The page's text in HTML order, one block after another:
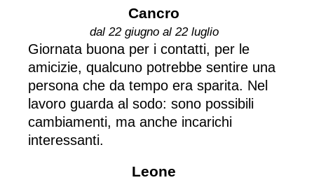
Cancro
dal 22 giugno al 22 luglio
Giornata buona per i contatti, per le
amicizie, qualcuno potrebbe sentire una
persona che da tempo era sparita. Nel
lavoro guarda al sodo: sono possibili
cambiamenti, ma anche incarichi
interessanti.
Leone